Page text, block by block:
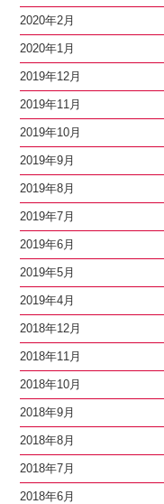
2020年2月
2020年1月
2019年12月
2019年11月
2019年10月
2019年9月
2019年8月
2019年7月
2019年6月
2019年5月
2019年4月
2018年12月
2018年11月
2018年10月
2018年9月
2018年8月
2018年7月
2018年6月